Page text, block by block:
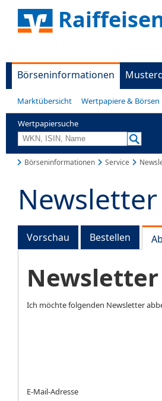
Börseninformationen
Marktübersicht Wertpapiere & Börsen
Wertpapiersuche
Börseninformationen Service
Newsletter
Vorschau Bestellen
Ich möchte folgenden Newsletter
E-Mail-Adresse